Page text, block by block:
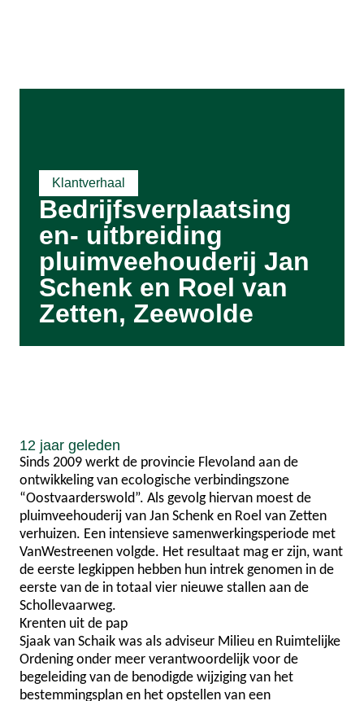
Klantverhaal
Bedrijfsverplaatsing
en- uitbreiding
pluimveehouderij Jan
Schenk en Roel van
Zetten, Zeewolde
12 jaar geleden
Sinds 2009 werkt de provincie Flevoland aan de
ontwikkeling van ecologische verbindingszone
“Oostvaarderswold”. Als gevolg hiervan moest de
pluimveehouderij van Jan Schenk en Roel van Zetten
verhuizen. Een intensieve samenwerkingsperiode met
VanWestreenen volgde. Het resultaat mag er zijn, want
de eerste legkippen hebben hun intrek genomen in de
eerste van de in totaal vier nieuwe stallen aan de
Schollevaarweg.
Krenten uit de pap
Sjaak van Schaik was als adviseur Milieu en Ruimtelijke
Ordening onder meer verantwoordelijk voor de
begeleiding van de benodigde wijziging van het
bestemmingsplan en het opstellen van een